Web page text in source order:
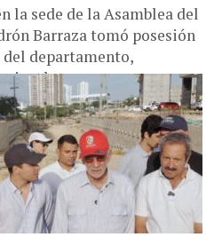
la sede de la Asamblea del
Barraza tomó posesión
departamento,
de...